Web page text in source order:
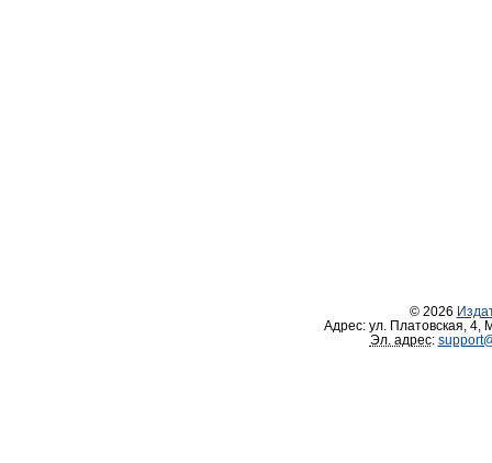
© 2026
Адрес: ул. Платовская, 4
Эл. адрес: